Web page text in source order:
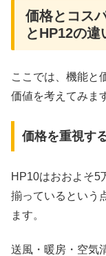
価格とコス
とHP12の違
ここでは、機能と
価値を考えてみま
価格を重視す
HP10はおおよそ5
揃っているという
ます。
送風・暖房・空気